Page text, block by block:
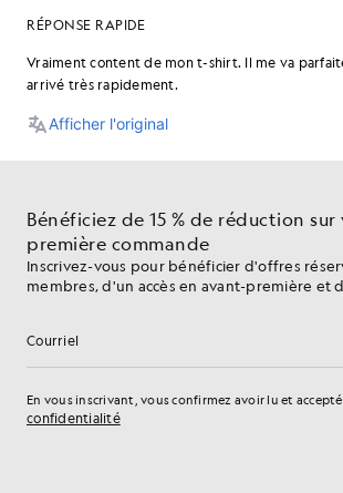
Bénéficiez de 15 % de réduction
première commande
Inscrivez-vous pour bénéficier d'offres
membres, d'un accès en avant-première et
Adresse e-mail
En vous inscrivant, vous confirmez avoir lu et
confidentialité